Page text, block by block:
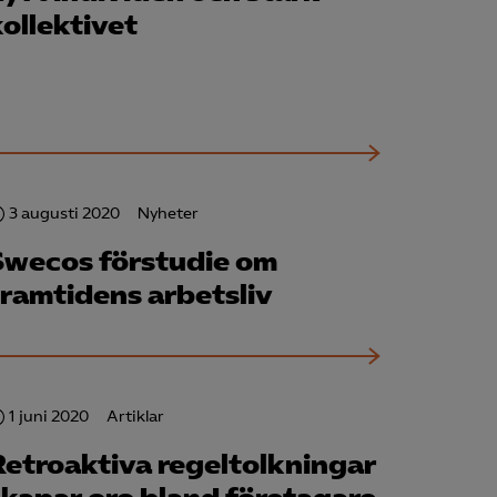
3 augusti 2020 Nyheter
för­studie om
arbetsliv
1 juni 2020 Artiklar
regeltolkningar